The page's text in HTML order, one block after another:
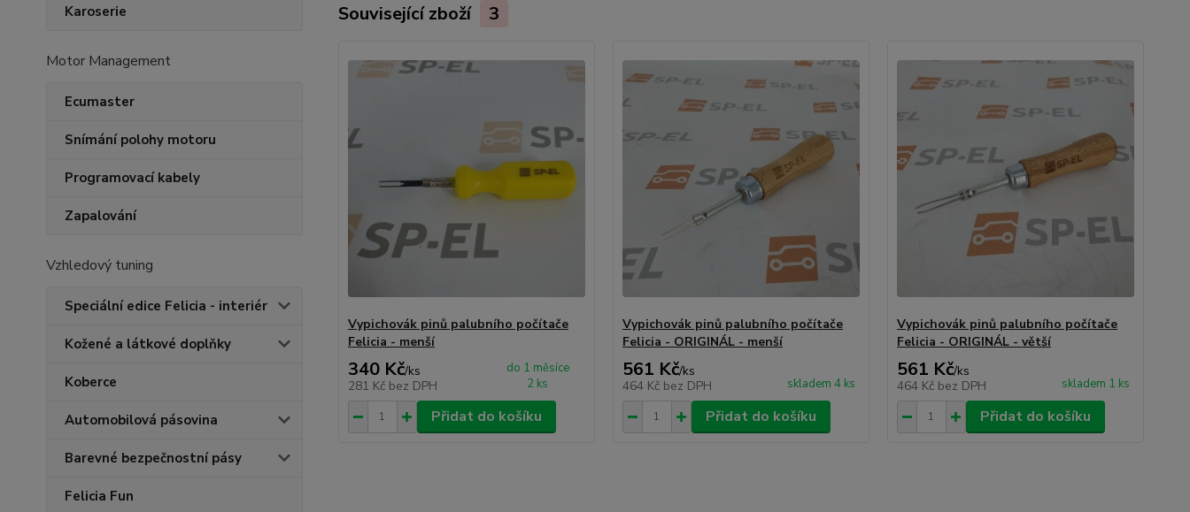
Karoserie
Motor Management
Ecumaster
Snímání polohy motoru
Programovací kabely
Zapalování
Vzhledový tuning
Speciální edice Felicia - interiér
Kožené a látkové doplňky
Koberce
Automobilová pásovina
Barevné bezpečnostní pásy
Felicia Fun
Související zboží 3
Vypichovák pinů palubního počítače
Felicia - menší
340 Kč/ks
281 Kč bez DPH
do 1 měsíce
2 ks
Přidat do košíku
Vypichovák pinů palubního počítače
Felicia - ORIGINÁL - menší
561 Kč/ks
464 Kč bez DPH skladem 4 ks
Přidat do košíku
Vypichovák pinů palubního počítače
Felicia - ORIGINÁL - větší
561 Kč/ks
464 Kč bez DPH skladem 1 ks
Přidat do košíku